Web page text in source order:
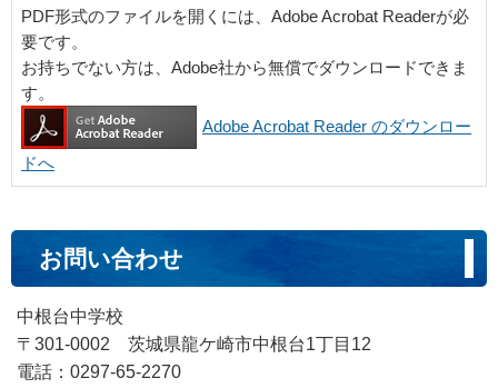
PDF形式のファイルを開くには、Adobe Acrobat Readerが必
要です。
お持ちでない方は、Adobe社から無償でダウンロードできま
す。
Adobe Acrobat Reader のダウンロー
ドへ
お問い合わせ
中根台中学校
〒301-0002 茨城県龍ケ崎市中根台1丁目12
電話：0297-65-2270